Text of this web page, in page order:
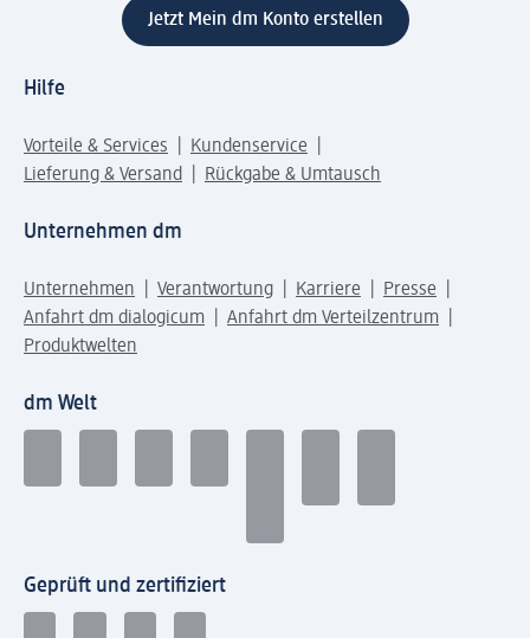
Jetzt Mein dm Konto erstellen
Hilfe
Vorteile & Services
Kundenservice
Lieferung & Versand
Rückgabe & Umtausch
Unternehmen dm
Unternehmen Verantwortung Karriere
Presse
Anfahrt dm dialogicum
Anfahrt dm Verteilzentrum
Produktwelten
dm Welt
Geprüft und zertifiziert